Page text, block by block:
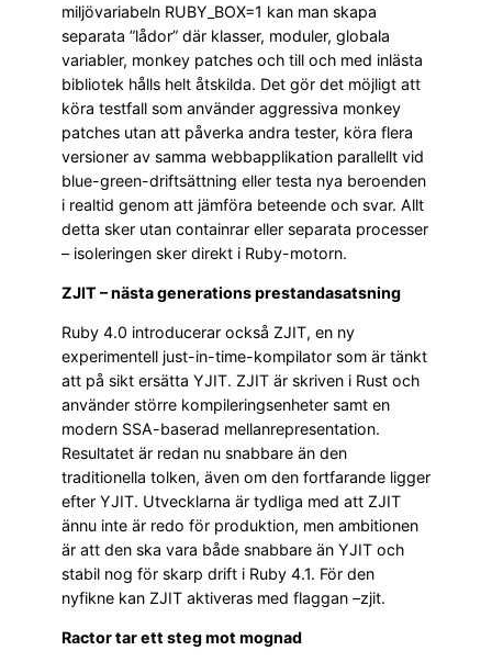
miljövariabeln RUBY_BOX=1 kan man skapa
separata ”lådor” där klasser, moduler, globala
variabler, monkey patches och till och med inlästa
bibliotek hålls helt åtskilda. Det gör det möjligt att
köra testfall som använder aggressiva monkey
patches utan att påverka andra tester, köra flera
versioner av samma webbapplikation parallellt vid
blue-green-driftsättning eller testa nya beroenden
i realtid genom att jämföra beteende och svar. Allt
detta sker utan containrar eller separata processer
– isoleringen sker direkt i Ruby-motorn.
ZJIT – nästa generations prestandasatsning
Ruby 4.0 introducerar också ZJIT, en ny
experimentell just-in-time-kompilator som är tänkt
att på sikt ersätta YJIT. ZJIT är skriven i Rust och
använder större kompileringsenheter samt en
modern SSA-baserad mellanrepresentation.
Resultatet är redan nu snabbare än den
traditionella tolken, även om den fortfarande ligger
efter YJIT. Utvecklarna är tydliga med att ZJIT
ännu inte är redo för produktion, men ambitionen
är att den ska vara både snabbare än YJIT och
stabil nog för skarp drift i Ruby 4.1. För den
nyfikne kan ZJIT aktiveras med flaggan –zjit.
Ractor tar ett steg mot mognad